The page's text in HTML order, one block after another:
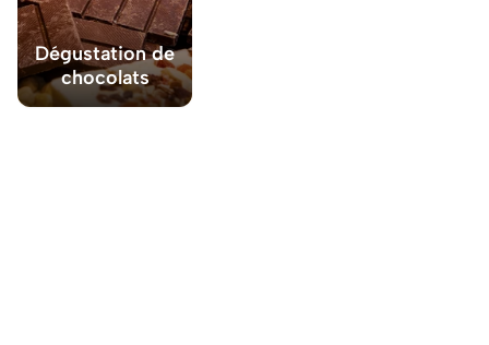
Dégustation de
chocolats